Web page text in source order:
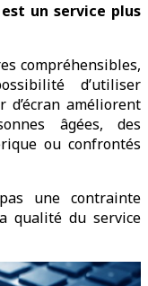
un service plus
compréhensibles,
d’utiliser
améliorent
âgées, des
ou confrontés
une contrainte
qualité du service